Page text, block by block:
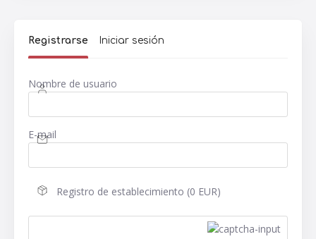
Registrarse Iniciar sesión
Nombre de usuario
E-mail
Registro de establecimiento (0 EUR)